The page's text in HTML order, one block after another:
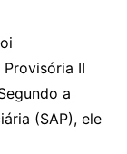
II
a
(SAP), ele